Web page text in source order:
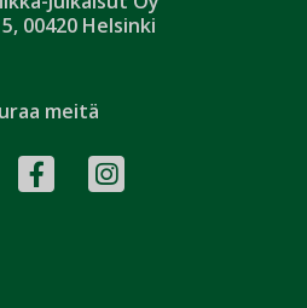
00420 Helsinki
meitä